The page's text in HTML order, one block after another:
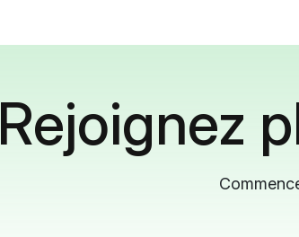
Rejoignez